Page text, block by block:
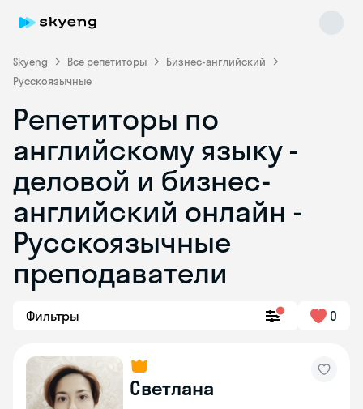
Skyeng Все репетиторы
Бизнес-английский
Русскоязычные
Репетиторы по
английскому языку -
деловой и бизнес-
английский онлайн -
Русскоязычные
преподаватели
Фильтры 0
Светлана
Skyeng Chat